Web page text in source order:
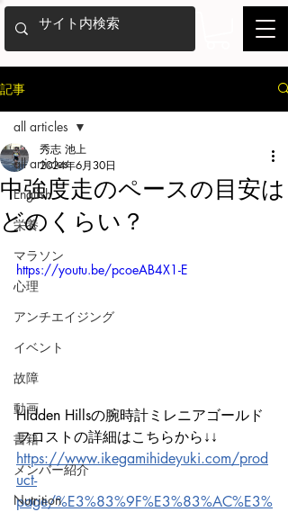
記事
all articles
English
栄養
マラソン
心理
アンチエイジング
イベント
故障
動画
書籍
メンバー紹介
Nutrition
all articles
中強度走のペースの目安は
どのくらい？
秀志 池上
2024年6月30日
https://youtu.be/pcoeAB4X1-E
HIdden Hillsの腕時計ミレニアゴールド
フロストの詳細はこちらから↓↓
https://www.ikegamihideyuki.com/prod
uct-
page/%E3%83%9F%E3%83%AC%E3%